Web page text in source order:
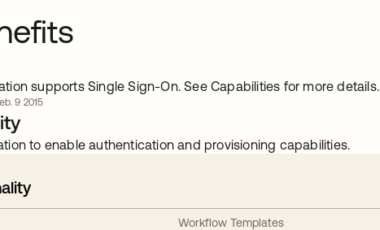
supports Single Sign-On. See Capabilities for more details.
9 2015
to enable authentication and provisioning capabilities.
Workflow Templates